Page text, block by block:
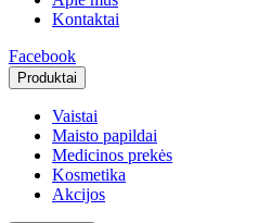
Kontaktai
Facebook
Produktai
Vaistai
Maisto papildai
Medicinos prekės
Kosmetika
Akcijos